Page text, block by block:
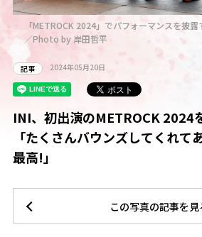
「METROCK 2024」でパフォーマンスを披
／Photo by 岸田哲平
記事 2024年05月20日
INI、初出演のMETROCK 2024
「たくさんバウンズしてくれて
最高!」
この写真の記事を見